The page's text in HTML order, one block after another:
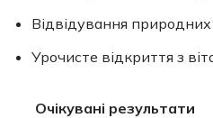
Відвідування
Урочисте відкриття з
Очікувані результати